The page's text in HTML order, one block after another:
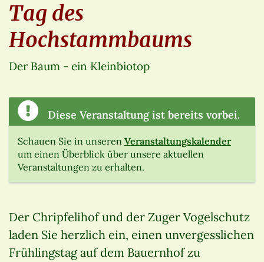
Tag des
Hochstammbaums
Der Baum - ein Kleinbiotop
Diese Veranstaltung ist bereits vorbei.
Schauen Sie in unseren Veranstaltungskalender
um einen Überblick über unsere aktuellen
Veranstaltungen zu erhalten.
Der Chripfelihof und der Zuger Vogelschutz
laden Sie herzlich ein, einen unvergesslichen
Frühlingstag auf dem Bauernhof zu